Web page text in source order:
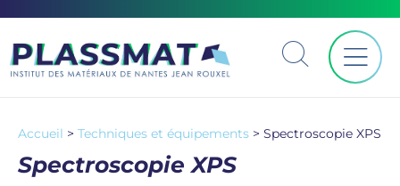
Accueil > Techniques et équipements > Spectroscopie XPS
Spectroscopie XPS